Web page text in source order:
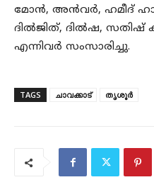
മോൻ, അൻവർ, ഹമീദ്
ദിൽജിത്, ദിൽഷ,
എന്നിവർ സംസാരിച്ചു.
TAGS ചാവക്കാട് തൃശൂർ